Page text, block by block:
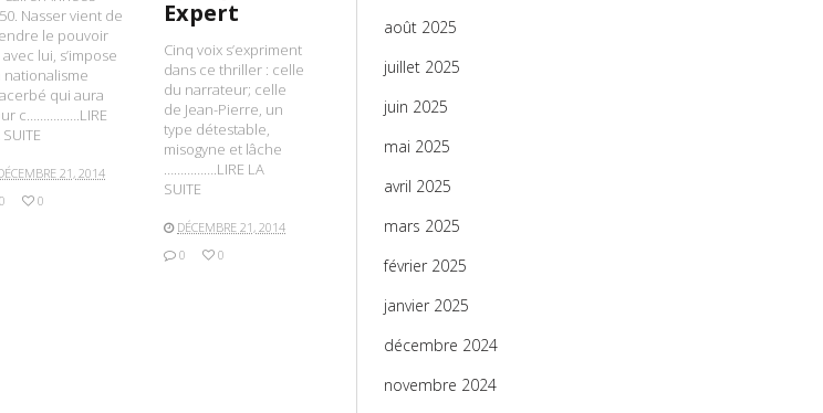
Nasser vient de
le pouvoir
avec lui, s’impose
nationalisme
qui aura
c…………….LIRE
21, 2014
0
0
Expert
Cinq voix s’expriment
dans ce thriller : celle
du narrateur; celle
de Jean-Pierre, un
type détestable,
misogyne et lâche
…………….LIRE LA
SUITE
DÉCEMBRE 21, 2014
0
0
août 2025
juillet 2025
juin 2025
mai 2025
avril 2025
mars 2025
février 2025
janvier 2025
décembre 2024
novembre 2024